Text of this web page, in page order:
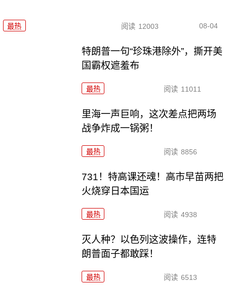
最热 阅读 12003 08-04
特朗普一句“珍珠港除外”，撕开美
国霸权遮羞布
最热 阅读 11011
里海一声巨响，这次差点把两场
战争炸成一锅粥！
最热 阅读 8856
731！特高课还魂！高市早苗两把
火烧穿日本国运
最热 阅读 4938
灭人种？以色列这波操作，连特
朗普面子都敢踩！
最热 阅读 6513